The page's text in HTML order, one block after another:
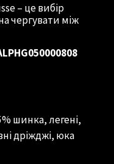
– це вибір
чергувати між
шинка, легені,
дріжджі, юка